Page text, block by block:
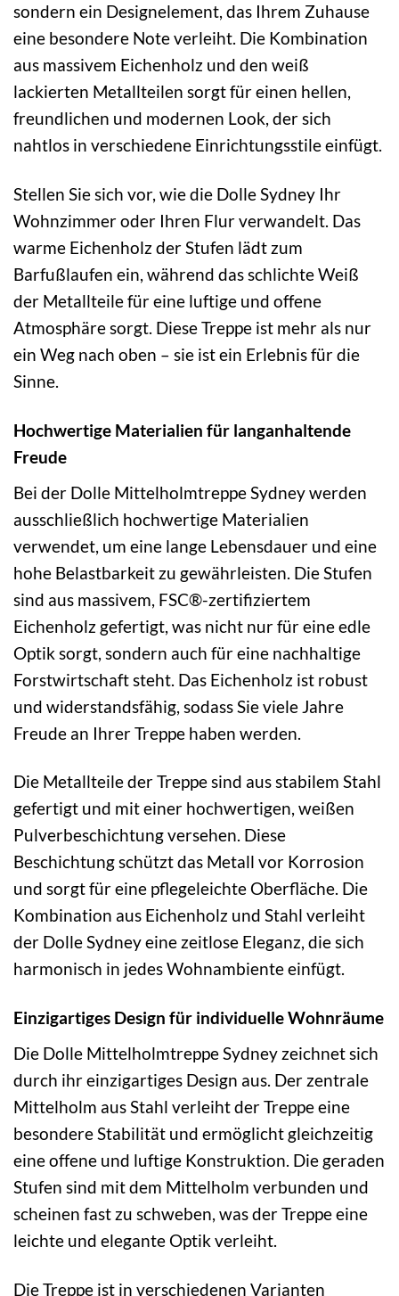
sondern ein Designelement, das Ihrem Zuhause
eine besondere Note verleiht. Die Kombination
aus massivem Eichenholz und den weiß
lackierten Metallteilen sorgt für einen hellen,
freundlichen und modernen Look, der sich
nahtlos in verschiedene Einrichtungsstile einfügt.
Stellen Sie sich vor, wie die Dolle Sydney Ihr
Wohnzimmer oder Ihren Flur verwandelt. Das
warme Eichenholz der Stufen lädt zum
Barfußlaufen ein, während das schlichte Weiß
der Metallteile für eine luftige und offene
Atmosphäre sorgt. Diese Treppe ist mehr als nur
ein Weg nach oben – sie ist ein Erlebnis für die
Sinne.
Hochwertige Materialien für langanhaltende
Freude
Bei der Dolle Mittelholmtreppe Sydney werden
ausschließlich hochwertige Materialien
verwendet, um eine lange Lebensdauer und eine
hohe Belastbarkeit zu gewährleisten. Die Stufen
sind aus massivem, FSC®-zertifiziertem
Eichenholz gefertigt, was nicht nur für eine edle
Optik sorgt, sondern auch für eine nachhaltige
Forstwirtschaft steht. Das Eichenholz ist robust
und widerstandsfähig, sodass Sie viele Jahre
Freude an Ihrer Treppe haben werden.
Die Metallteile der Treppe sind aus stabilem Stahl
gefertigt und mit einer hochwertigen, weißen
Pulverbeschichtung versehen. Diese
Beschichtung schützt das Metall vor Korrosion
und sorgt für eine pflegeleichte Oberfläche. Die
Kombination aus Eichenholz und Stahl verleiht
der Dolle Sydney eine zeitlose Eleganz, die sich
harmonisch in jedes Wohnambiente einfügt.
Einzigartiges Design für individuelle Wohnräume
Die Dolle Mittelholmtreppe Sydney zeichnet sich
durch ihr einzigartiges Design aus. Der zentrale
Mittelholm aus Stahl verleiht der Treppe eine
besondere Stabilität und ermöglicht gleichzeitig
eine offene und luftige Konstruktion. Die geraden
Stufen sind mit dem Mittelholm verbunden und
scheinen fast zu schweben, was der Treppe eine
leichte und elegante Optik verleiht.
Die Treppe ist in verschiedenen Varianten